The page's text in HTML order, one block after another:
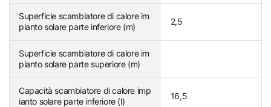
Superficie scambiatore di calore im
pianto solare parte inferiore (m)
2,5
Superficie scambiatore di calore im
pianto solare parte superiore (m)
Capacità scambiatore di calore imp
ianto solare parte inferiore (l)
16,5